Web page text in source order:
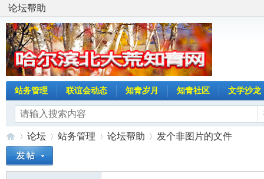
论坛帮助
站务管理 联谊会动态 知青岁月 知青社区 文学沙龙
论坛 站务管理 论坛帮助 发个非图片的文件